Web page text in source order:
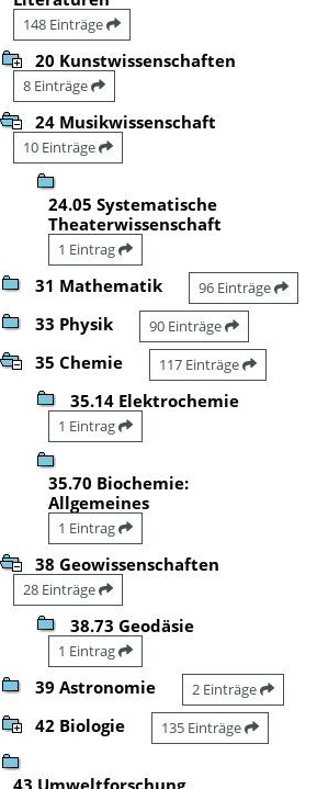
148 Einträge
20 Kunstwissenschaften
8 Einträge
24 Musikwissenschaft
10 Einträge
24.05 Systematische
Theaterwissenschaft
1 Eintrag
31 Mathematik 96 Einträge
33 Physik 90 Einträge
35 Chemie 117 Einträge
35.14 Elektrochemie
1 Eintrag
35.70 Biochemie:
Allgemeines
1 Eintrag
38 Geowissenschaften
28 Einträge
38.73 Geodäsie
1 Eintrag
39 Astronomie 2 Einträge
42 Biologie 135 Einträge
43 Umweltforschung,